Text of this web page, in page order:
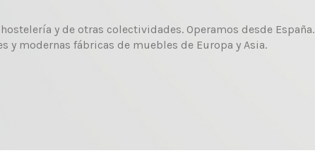
y de otras colectividades. Operamos desde
y modernas fábricas de muebles de Europa y Asia.